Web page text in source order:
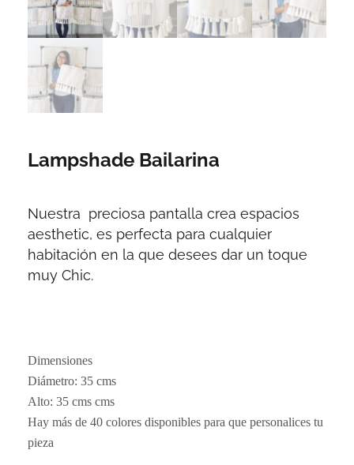
Lampshade Bailarina
Nuestra preciosa pantalla crea espacios
aesthetic, es perfecta para cualquier
habitación en la que desees dar un toque
muy Chic.
Dimensiones
Diámetro: 35 cms
Alto: 35 cms cms
Hay más de 40 colores disponibles para que personalices tu
pieza